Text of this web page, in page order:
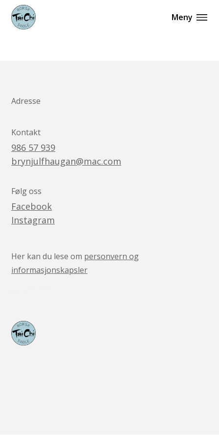
Meny
Adresse
Kontakt
986 57 939
brynjulfhaugan@mac.com
Følg oss
Facebook
Instagram
Her kan du lese om personvern og
informasjonskapsler